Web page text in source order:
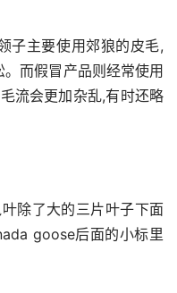
子主要使用郊狼的皮毛,
而假冒产品则经常使用
流会更加杂乱,有时还略
除了大的三片叶子下面
goose后面的小标里